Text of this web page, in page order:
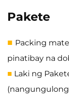
Pakete
■ Packing
pinatibay na
■ Laki ng
(nangungulong